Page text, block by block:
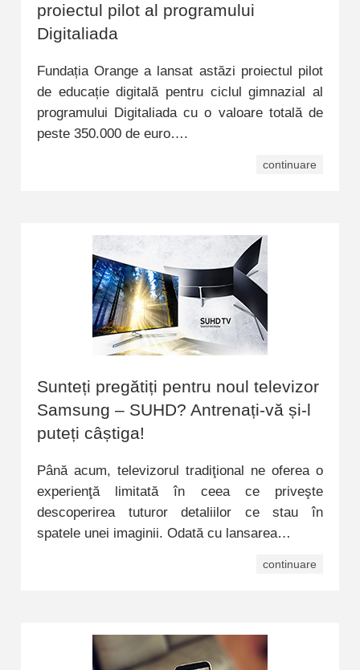
proiectul pilot al programului
Digitaliada
Fundația Orange a lansat astăzi proiectul pilot
de educație digitală pentru ciclul gimnazial al
programului Digitaliada cu o valoare totală de
peste 350.000 de euro….
continuare
Sunteți pregătiți pentru noul televizor
Samsung – SUHD? Antrenați-vă și-l
puteți câștiga!
Până acum, televizorul tradiţional ne oferea o
experienţă limitată în ceea ce priveşte
descoperirea tuturor detaliilor ce stau în
spatele unei imaginii. Odată cu lansarea…
continuare